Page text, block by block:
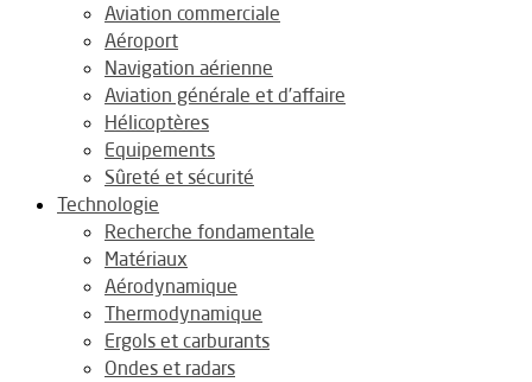
Aviation commerciale
Aéroport
Navigation aérienne
Aviation générale et d’affaire
Hélicoptères
Equipements
Sûreté et sécurité
Technologie
Recherche fondamentale
Matériaux
Aérodynamique
Thermodynamique
Ergols et carburants
Ondes et radars